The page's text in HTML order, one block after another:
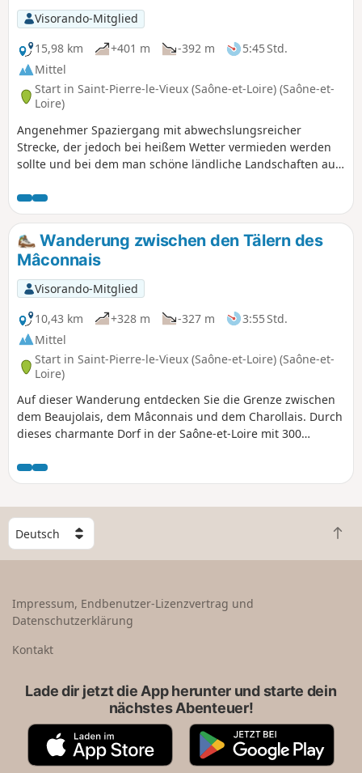
Visorando-Mitglied
15,98 km
+401 m -392 m
5:45 Std.
Mittel
Start in Saint-Pierre-le-Vieux (Saône-et-Loire) (Saône-et-
Loire)
Angenehmer Spaziergang mit abwechslungsreicher
Strecke, der jedoch bei heißem Wetter vermieden werden
sollte und bei dem man schöne ländliche Landschaften auf
Route folgt zunächst ansteigenden Bergrücken, durchquert
dann den kleinen Weiler Nuzillet, bevor sie auf einen
abfallenden Bergrücken trifft, der durch Saint-Christophe-
la-Montagne führt. Insgesamt erwarten Sie 6 km Aufstieg
und 9 km Abstieg.
Wanderung zwischen den Tälern des
Mâconnais
Visorando-Mitglied
10,43 km
+328 m -327 m
3:55 Std.
Mittel
Start in Saint-Pierre-le-Vieux (Saône-et-Loire) (Saône-et-
Loire)
Auf dieser Wanderung entdecken Sie die Grenze zwischen
dem Beaujolais, dem Mâconnais und dem Charollais. Durch
dieses charmante Dorf in der Saône-et-Loire mit 300
Auszeit in der Natur, nur einen Katzensprung von der Stadt
entfernt.
W
ä
h
e
n
Z
u
Impressum, Endbenutzer-Lizenzvertrag und
Datenschutzerklärung
Kontakt
Lade dir jetzt die App herunter und starte dein
nächstes Abenteuer!
A
p
G
o